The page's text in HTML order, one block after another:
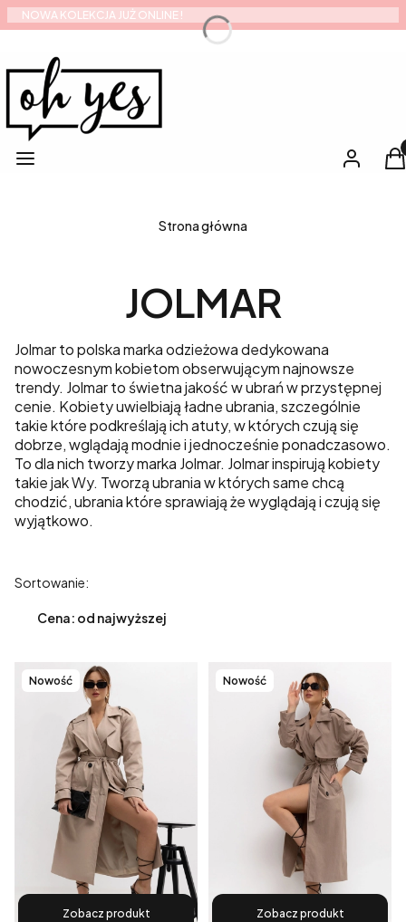
NOWA KOLEKCJA JUŻ ONLINE !
Menu Zaloguj
Strona główna
JOLMAR
Jolmar to polska marka odzieżowa dedykowana
nowoczesnym kobietom obserwującym najnowsze
trendy. Jolmar to świetna jakość w ubrań w przystępnej
cenie. Kobiety uwielbiają ładne ubrania, szczególnie
takie które podkreślają ich atuty, w których czują się
dobrze, wglądają modnie i jednocześnie ponadczasowo.
To dla nich tworzy marka Jolmar. Jolmar inspirują kobiety
takie jak Wy. Tworzą ubrania w których same chcą
chodzić, ubrania które sprawiają że wyglądają i czują się
wyjątkowo.
Lista produktów
Sortowanie:
Cena: od najwyższej
Nowość
Zobacz produkt
Nowość
Zobacz produkt